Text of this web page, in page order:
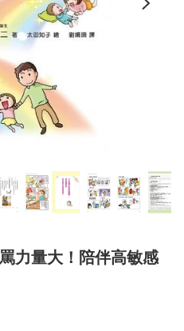
力量大！陪伴高敏感